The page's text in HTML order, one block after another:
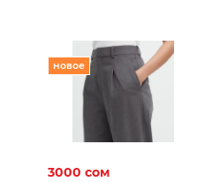
новое
3000 сом